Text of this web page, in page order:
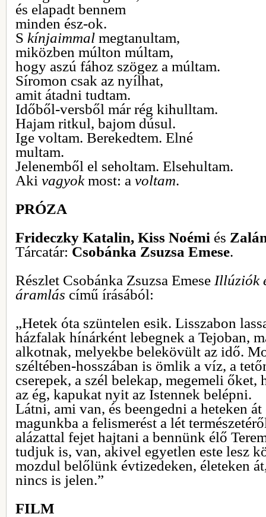
és elapadt bennem
minden ész-ok.
S kínjaimmal megtanultam,
miközben múlton múltam,
hogy aszú fához szögez a múltam.
Síromon csak az nyílhat,
amit átadni tudtam.
Időből-versből már rég kihulltam.
Hajam ritkul, bajom dúsul.
Ige voltam. Berekedtem. Elné
multam.
Jelenemből el seholtam. Elsehultam.
Aki vagyokmost: a voltam.
PRÓZA
Frideczky Katalin, Kiss Noémi és
Tárcatár: Csobánka Zsuzsa Emese.
Részlet Csobánka Zsuzsa Emese Illúziók
áramlás című írásából:
„Hetek óta szüntelen esik. Lisszabon
házfalak hínárként lebegnek a Tejoban,
alkotnak, melyekbe belekövült az idő.
széltében-hosszában is ömlik a víz, a
cserepek, a szél belekap, megemeli őket,
az ég, kapukat nyit az Istennek belépni.
Látni, ami van, és beengedni a heteken
magunkba a felismerést a lét
alázattal fejet hajtani a bennünk élő
tudjuk is, van, akivel egyetlen este lesz
mozdul belőlünk évtizedeken, életeken
nincs is jelen.”
FILM